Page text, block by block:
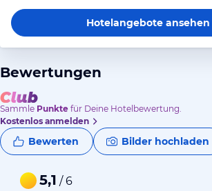
Hotelangeboteansehen
Bewertungen
Sammle Punkte für Deine Hotelbewertung.
Kostenlos anmelden
Bewerten Bilder hochladen
5,1 / 6